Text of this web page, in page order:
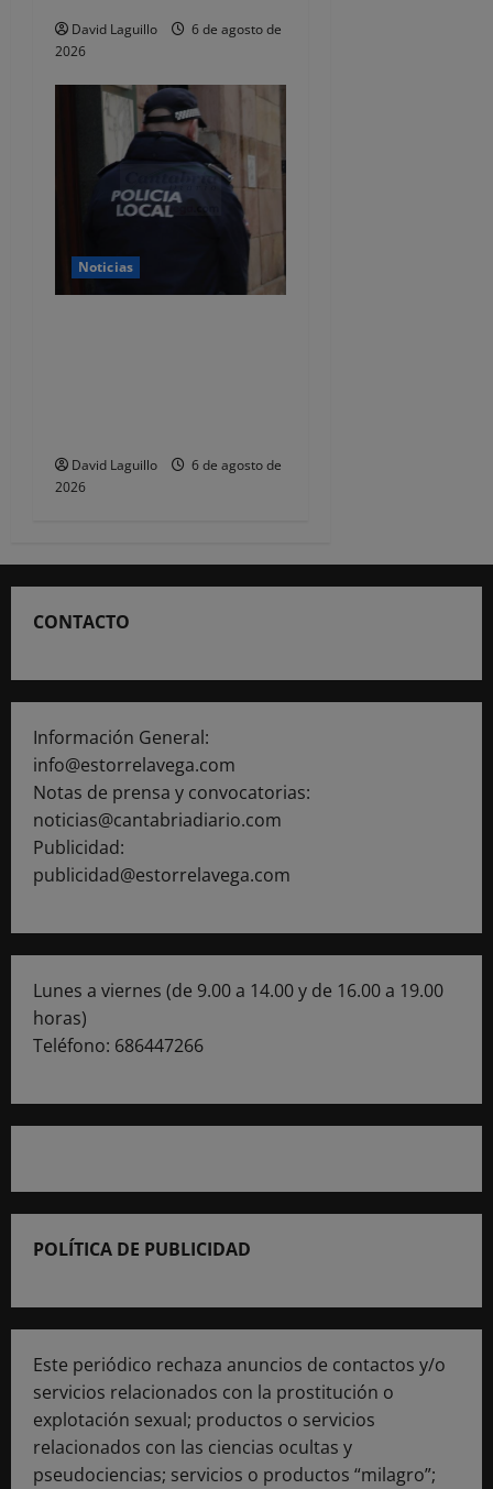
David Laguillo
6 de agosto de
2026
Noticias
David Laguillo
6 de agosto de
2026
CONTACTO
Información General:
info@estorrelavega.com
Notas de prensa y convocatorias:
noticias@cantabriadiario.com
Publicidad:
publicidad@estorrelavega.com
Lunes a viernes (de 9.00 a 14.00 y de 16.00 a 19.00
horas)
Teléfono: 686447266
POLÍTICA DE PUBLICIDAD
Este periódico rechaza anuncios de contactos y/o
servicios relacionados con la prostitución o
explotación sexual; productos o servicios
relacionados con las ciencias ocultas y
pseudociencias; servicios o productos “milagro”;